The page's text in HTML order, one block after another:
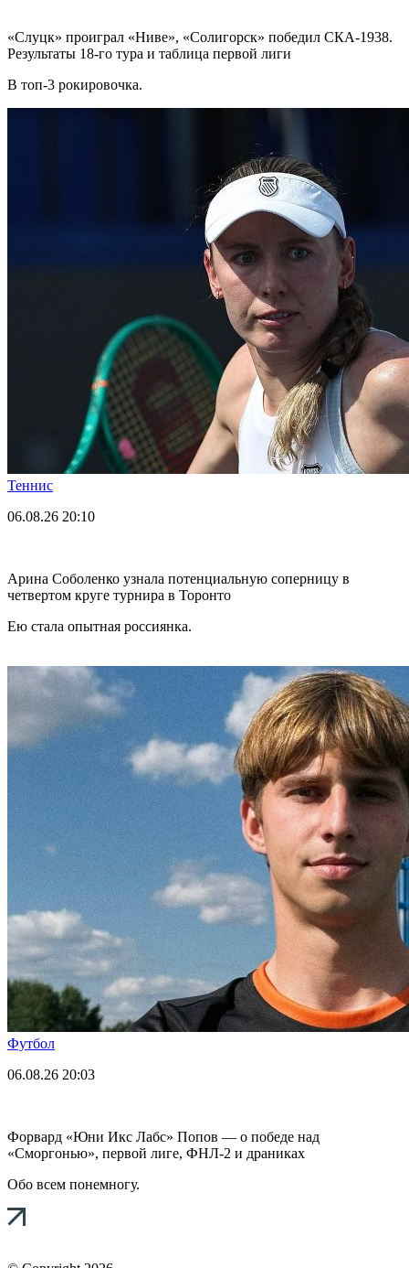
«Слуцк» проиграл «Ниве», «Солигорск» победил СКА-1938.
Результаты 18-го тура и таблица первой лиги
В топ-3 рокировочка.
Теннис
06.08.26 20:10
Арина Соболенко узнала потенциальную соперницу в
четвертом круге турнира в Торонто
Ею стала опытная россиянка.
Футбол
06.08.26 20:03
Форвард «Юни Икс Лабс» Попов — о победе над
«Сморгонью», первой лиге, ФНЛ-2 и драниках
Обо всем понемногу.